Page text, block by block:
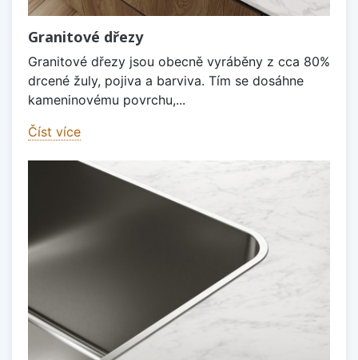
Granitové dřezy
Granitové dřezy jsou obecně vyráběny z cca 80%
drcené žuly, pojiva a barviva. Tím se dosáhne
kameninovému povrchu,...
Číst více